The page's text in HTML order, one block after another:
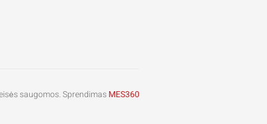
saugomos. SprendimasMES360